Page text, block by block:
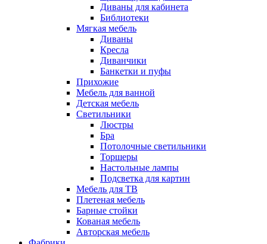
Диваны для кабинета
Библиотеки
Мягкая мебель
Диваны
Кресла
Диванчики
Банкетки и пуфы
Прихожие
Мебель для ванной
Детская мебель
Светильники
Люстры
Бра
Потолочные светильники
Торшеры
Настольные лампы
Подсветка для картин
Мебель для ТВ
Плетеная мебель
Барные стойки
Кованая мебель
Авторская мебель